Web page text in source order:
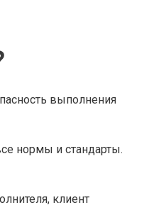
выполнения
нормы и стандарты.
клиент